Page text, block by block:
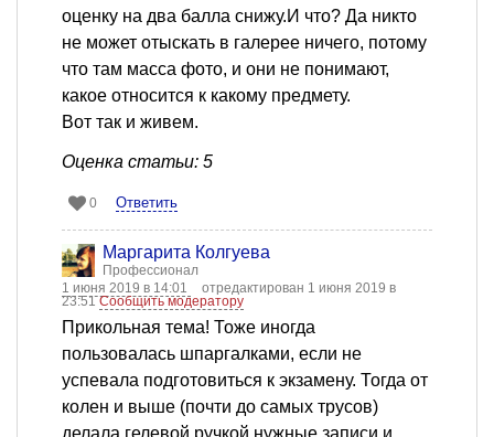
оценку на два балла снижу.И что? Да никто
не может отыскать в галерее ничего, потому
что там масса фото, и они не понимают,
какое относится к какому предмету.
Вот так и живем.
Оценка статьи: 5
0 Ответить
Маргарита Колгуева
Профессионал
1 июня 2019 в 14:01
отредактирован 1 июня 2019 в
23:51Сообщить модератору
Прикольная тема! Тоже иногда
пользовалась шпаргалками, если не
успевала подготовиться к экзамену. Тогда от
колен и выше (почти до самых трусов)
делала гелевой ручкой нужные записи и